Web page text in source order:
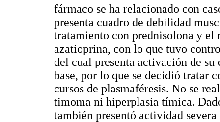
fármaco se ha relacionado con
presenta cuadro de debilidad
tratamiento con prednisolona y el
azatioprina, con lo que tuvo
del cual presenta activación de
base, por lo que se decidió tratar
cursos de plasmaféresis. No se
timoma ni hiperplasia tímica.
también presentó actividad